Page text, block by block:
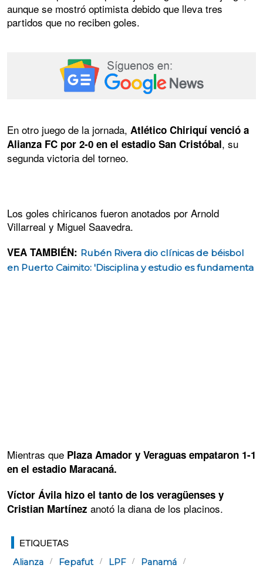
aunque se mostró optimista debido que lleva tres
partidos que no reciben goles.
En otro juego de la jornada, Atlético Chiriquí venció a
Alianza FC por 2-0 en el estadio San Cristóbal, su
segunda victoria del torneo.
Los goles chiricanos fueron anotados por Arnold
Villarreal y Miguel Saavedra.
VEA TAMBIÉN: Rubén Rivera dio clínicas de béisbol
en Puerto Caimito: 'Disciplina y estudio es fundamenta
Mientras que Plaza Amador y Veraguas empataron 1-1
en el estadio Maracaná.
Víctor Ávila hizo el tanto de los veragüenses y
Cristian Martínez anotó la diana de los placinos.
ETIQUETAS
Alianza Fepafut LPF Panamá